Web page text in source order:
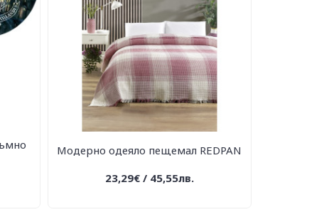
Модерно одеяло пещемал REDPAN
23,29€ / 45,55лв.